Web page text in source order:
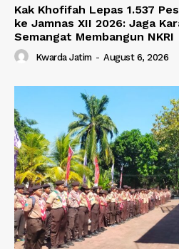
Kak Khofifah Lepas 1.537
ke Jamnas XII 2026: Jaga
Semangat Membangun NKRI
Kwarda Jatim - August 6, 2026